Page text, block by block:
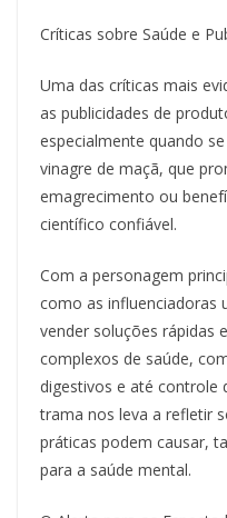
Críticas sobre Saúde e
Uma das críticas mais
as publicidades de
especialmente quando
vinagre de maçã, que
emagrecimento ou
científico confiável.
Com a personagem
como as influenciadoras
vender soluções rápidas
complexos de saúde,
digestivos e até controle
trama nos leva a refletir
práticas podem causar,
para a saúde mental.